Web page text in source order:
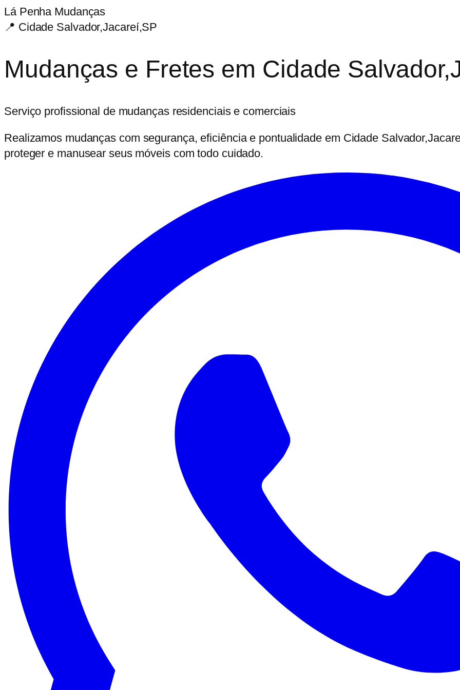
Lá Penha Mudanças
📍 Cidade Salvador,Jacareí,SP
Mudanças e Fretes em Cidade
Serviço profissional de mudanças residenciais e comerciais
Realizamos mudanças com segurança, eficiência e pontualidade em Cidade
proteger e manusear seus móveis com todo cuidado.